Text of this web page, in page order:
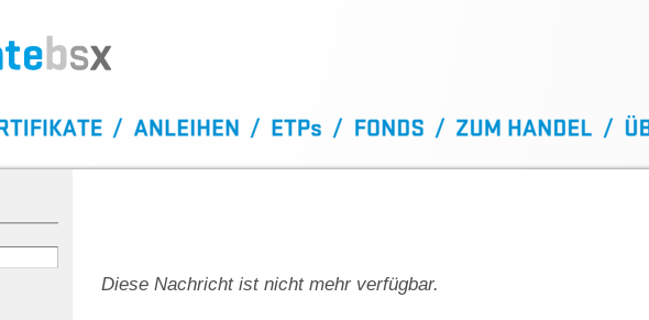
Diese Nachricht ist nicht mehr verfügbar.